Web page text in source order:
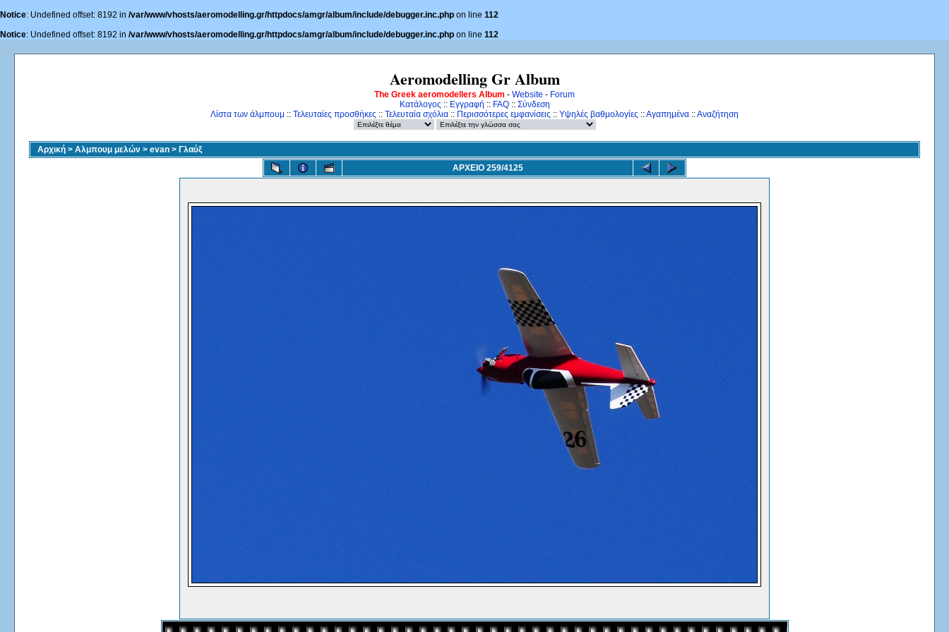
Notice: Undefined offset: 8192 in /var/www/vhosts/aeromodelling.gr/httpdocs/amgr/album/include/debugger.inc.php on line 112
Notice: Undefined offset: 8192 in /var/www/vhosts/aeromodelling.gr/httpdocs/amgr/album/include/debugger.inc.php on line 112
Aeromodelling Gr Album
The Greek aeromodellers Album - Website - Forum
Κατάλογος :: Εγγραφή :: FAQ:: Σύνδεση
Λίστα των άλμπουμ :: Τελευταίες προσθήκες :: Τελευταία σχόλια :: Περισσότερες εμφανίσεις :: Υψηλές βαθμολογίες ::Αγαπημένα ::Αναζήτηση
Αρχική > Αλμπουμ μελών > evan > Γλαύξ
ΑΡΧΕΙΟ 259/4125